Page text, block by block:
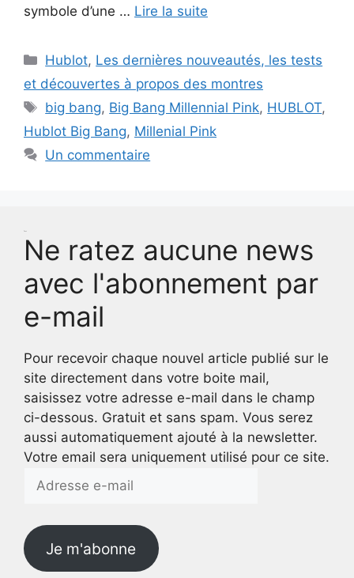
symbole d’une … Lire la suite
Catégories
Hublot, Les dernières nouveautés, les tests
et découvertes à propos des montres
Étiquettes
big bang, Big Bang Millennial Pink, HUBLOT,
Hublot Big Bang, Millenial Pink
Un commentaire
Ne ratez aucune news
avec l'abonnement par
e-mail
Pour recevoir chaque nouvel article publié sur le
site directement dans votre boite mail,
saisissez votre adresse e-mail dans le champ
ci-dessous. Gratuit et sans spam. Vous serez
aussi automatiquement ajouté à la newsletter.
Votre email sera uniquement utilisé pour ce site.
Adresse
Je m'abonne